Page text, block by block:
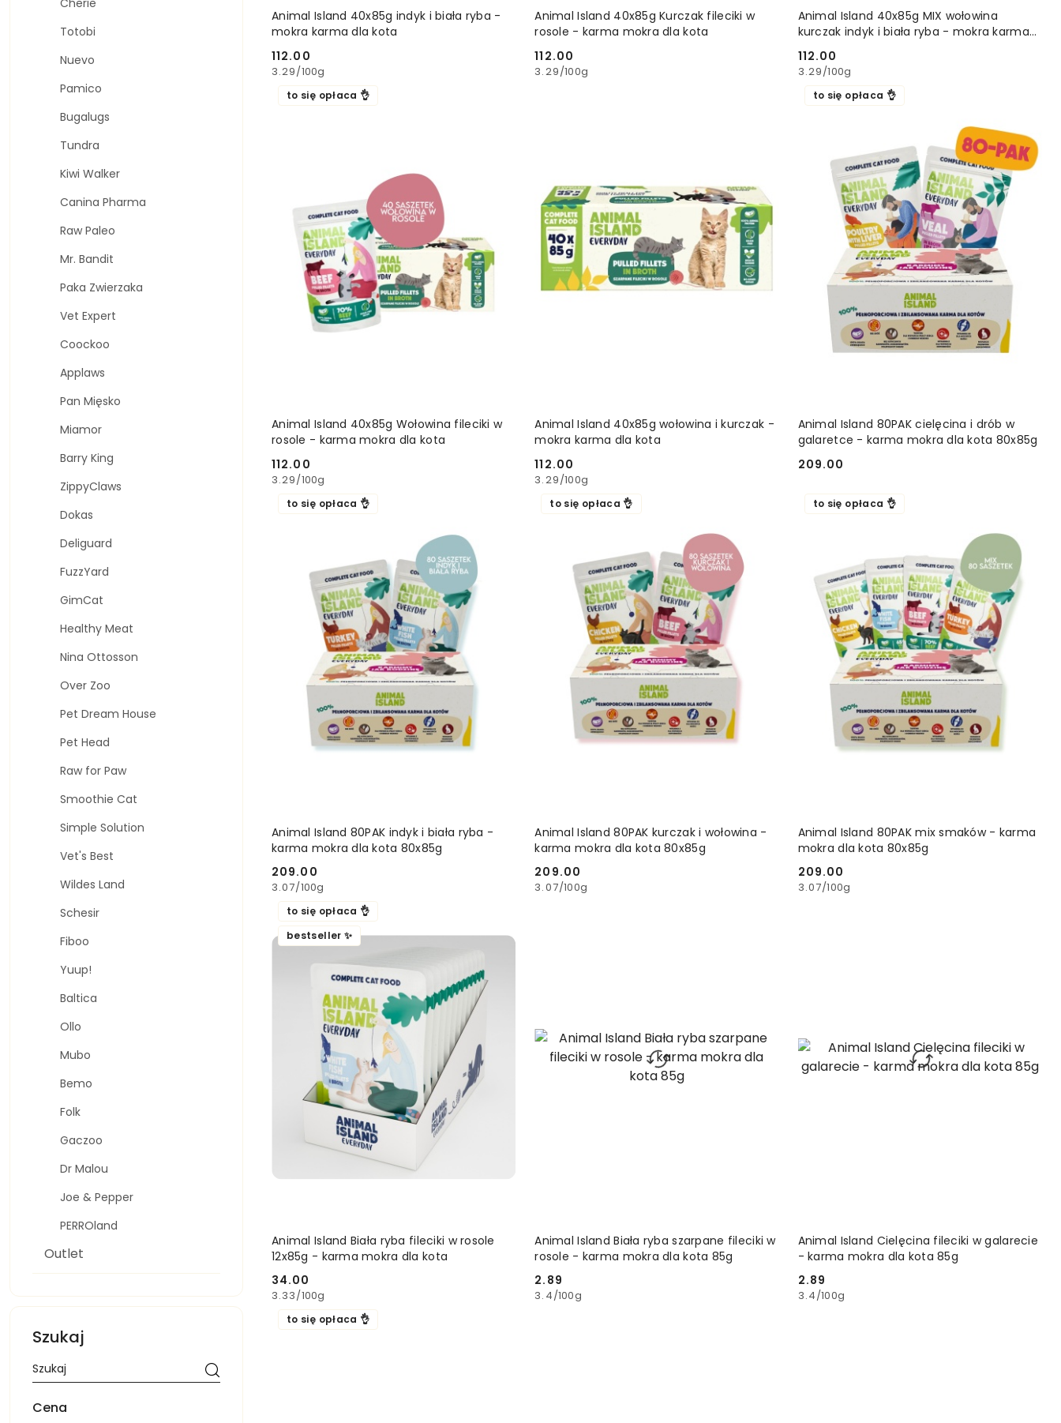
Cherie
Totobi
Nuevo
Pamico
Bugalugs
Tundra
Kiwi Walker
Canina Pharma
Raw Paleo
Mr. Bandit
Paka Zwierzaka
Vet Expert
Coockoo
Applaws
Pan Mięsko
Miamor
Barry King
ZippyClaws
Dokas
Deliguard
FuzzYard
GimCat
Healthy Meat
Nina Ottosson
Over Zoo
Pet Dream House
Pet Head
Raw for Paw
Smoothie Cat
Simple Solution
Vet's Best
Wildes Land
Schesir
Fiboo
Yuup!
Baltica
Ollo
Mubo
Bemo
Folk
Gaczoo
Dr Malou
Joe & Pepper
PERROland
Outlet
Szukaj
Cena
Animal Island 40x85g indyk i biała ryba -
mokra karma dla kota
Cena:
112.00
3.29/100g
DODAJ DO KOSZYKA
Animal Island 40x85g Kurczak fileciki w
rosole - karma mokra dla kota
Cena:
112.00
3.29/100g
DODAJ DO KOSZYKA
Animal Island 40x85g MIX wołowina
kurczak indyk i biała ryba - mokra karma
dla kota
Cena:
112.00
3.29/100g
DODAJ DO KOSZYKA
Animal Island 40x85g Wołowina fileciki w
rosole - karma mokra dla kota
Cena:
112.00
3.29/100g
to się opłaca 👌
DODAJ DO KOSZYKA
Animal Island 40x85g wołowina i kurczak -
mokra karma dla kota
Cena:
112.00
3.29/100g
DODAJ DO KOSZYKA
Animal Island 80PAK cielęcina i drób w
galaretce - karma mokra dla kota 80x85g
Cena:
209.00
to się opłaca 👌
DODAJ DO KOSZYKA
Animal Island 80PAK indyk i biała ryba -
karma mokra dla kota 80x85g
Cena:
209.00
3.07/100g
to się opłaca 👌
DODAJ DO KOSZYKA
Animal Island 80PAK kurczak i wołowina -
karma mokra dla kota 80x85g
Cena:
209.00
3.07/100g
to się opłaca 👌
DODAJ DO KOSZYKA
Animal Island 80PAK mix smaków - karma
mokra dla kota 80x85g
Cena:
209.00
3.07/100g
to się opłaca 👌
DODAJ DO KOSZYKA
Animal Island Biała ryba fileciki w rosole
12x85g - karma mokra dla kota
Cena:
34.00
3.33/100g
to się opłaca 👌
bestseller ✨
DODAJ DO KOSZYKA
Animal Island Biała ryba szarpane fileciki w
rosole - karma mokra dla kota 85g
Cena:
2.89
3.4/100g
DODAJ DO KOSZYKA
Animal Island Cielęcina fileciki w galarecie
- karma mokra dla kota 85g
Cena:
2.89
3.4/100g
DODAJ DO KOSZYKA
to się opłaca 👌